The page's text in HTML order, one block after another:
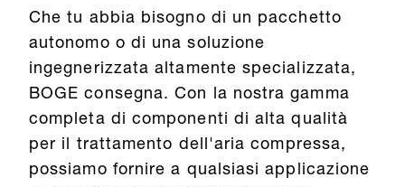
Che tu abbia bisogno di un pacchetto
autonomo o di una soluzione
ingegnerizzata altamente specializzata,
BOGE consegna. Con la nostra gamma
completa di componenti di alta qualità
per il trattamento dell'aria compressa,
possiamo fornire a qualsiasi applicazione